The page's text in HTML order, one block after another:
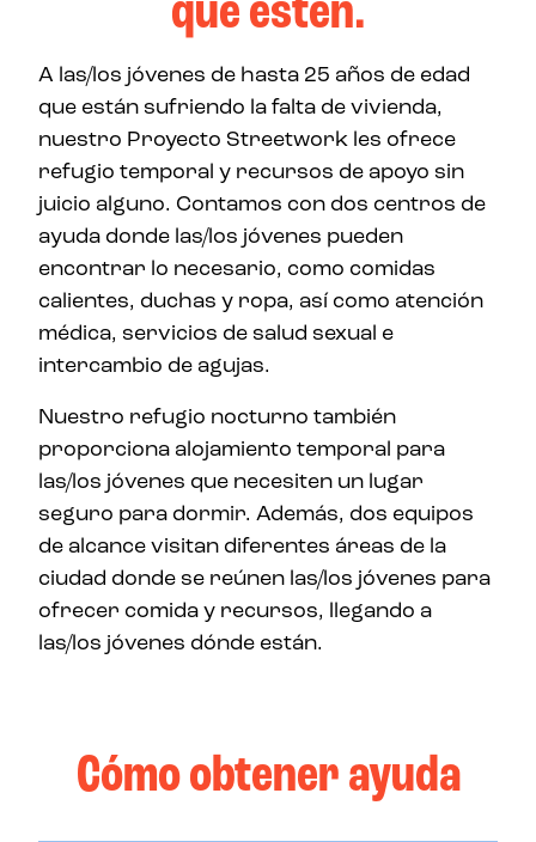
A las/los jóvenes de hasta 25 años de edad
que están sufriendo la falta de vivienda,
nuestro Proyecto Streetwork les ofrece
refugio temporal y recursos de apoyo sin
juicio alguno. Contamos con dos centros de
ayuda donde las/los jóvenes pueden
encontrar lo necesario, como comidas
calientes, duchas y ropa, así como atención
médica, servicios de salud sexual e
intercambio de agujas.
Nuestro refugio nocturno también
proporciona alojamiento temporal para
las/los jóvenes que necesiten un lugar
seguro para dormir. Además, dos equipos
de alcance visitan diferentes áreas de la
ciudad donde se reúnen las/los jóvenes para
ofrecer comida y recursos, llegando a
las/los jóvenes dónde están.
Cómo obtener ayuda